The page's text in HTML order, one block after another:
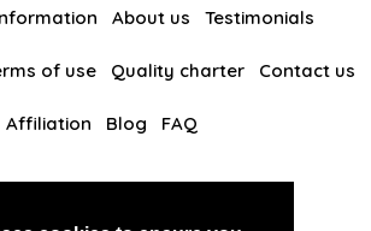
About us Testimonials
of use Quality charter Contact us
Affiliation Blog FAQ